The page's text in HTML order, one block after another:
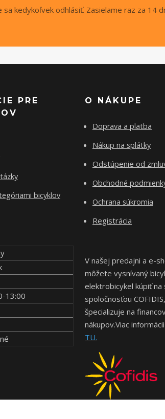
sa kedykoľvek odhlásiť. Zasielame raz za 14
PRE
bicyklov
13:00
O NÁKUPE
Doprava a platba
Nákup na splátky
Odstúpenie od
Obchodné
Ochrana súkromia
Registrácia
V našej predajni a e-
môžete vysnívaný
elektrobicykel kúpiť na
spoločnosťou
špecializuje na
nákupov.Viac
TU.